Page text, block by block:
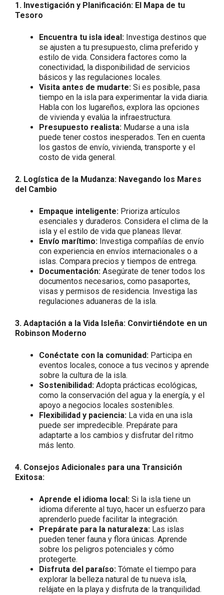
1. Investigación y Planificación: El Mapa de tu
Tesoro
Encuentra tu isla ideal: Investiga destinos que
se ajusten a tu presupuesto, clima preferido y
estilo de vida. Considera factores como la
conectividad, la disponibilidad de servicios
básicos y las regulaciones locales.
Visita antes de mudarte: Si es posible, pasa
tiempo en la isla para experimentar la vida diaria.
Habla con los lugareños, explora las opciones
de vivienda y evalúa la infraestructura.
Presupuesto realista: Mudarse a una isla
puede tener costos inesperados. Ten en cuenta
los gastos de envío, vivienda, transporte y el
costo de vida general.
2. Logística de la Mudanza: Navegando los Mares
del Cambio
Empaque inteligente: Prioriza artículos
esenciales y duraderos. Considera el clima de la
isla y el estilo de vida que planeas llevar.
Envío marítimo: Investiga compañías de envío
con experiencia en envíos internacionales o a
islas. Compara precios y tiempos de entrega.
Documentación: Asegúrate de tener todos los
documentos necesarios, como pasaportes,
visas y permisos de residencia. Investiga las
regulaciones aduaneras de la isla.
3. Adaptación a la Vida Isleña: Convirtiéndote en un
Robinson Moderno
Conéctate con la comunidad: Participa en
eventos locales, conoce a tus vecinos y aprende
sobre la cultura de la isla.
Sostenibilidad: Adopta prácticas ecológicas,
como la conservación del agua y la energía, y el
apoyo a negocios locales sostenibles.
Flexibilidad y paciencia: La vida en una isla
puede ser impredecible. Prepárate para
adaptarte a los cambios y disfrutar del ritmo
más lento.
4. Consejos Adicionales para una Transición
Exitosa:
Aprende el idioma local: Si la isla tiene un
idioma diferente al tuyo, hacer un esfuerzo para
aprenderlo puede facilitar la integración.
Prepárate para la naturaleza: Las islas
pueden tener fauna y flora únicas. Aprende
sobre los peligros potenciales y cómo
protegerte.
Disfruta del paraíso: Tómate el tiempo para
explorar la belleza natural de tu nueva isla,
relájate en la playa y disfruta de la tranquilidad.